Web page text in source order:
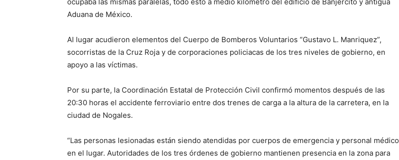
Aduana de México.
Al lugar acudieron elementos del Cuerpo de Bomberos Voluntarios “Gustavo L. Manriquez”,
socorristas de la Cruz Roja y de corporaciones policiacas de los tres niveles de gobierno, en
apoyo a las víctimas.
Por su parte, la Coordinación Estatal de Protección Civil confirmó momentos después de las
20:30 horas el accidente ferroviario entre dos trenes de carga a la altura de la carretera, en la
ciudad de Nogales.
“Las personas lesionadas están siendo atendidas por cuerpos de emergencia y personal médico
en el lugar. Autoridades de los tres órdenes de gobierno mantienen presencia en la zona para